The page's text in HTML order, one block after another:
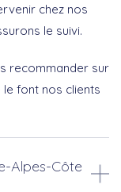
chez nos
le suivi.
recommander sur
font nos clients
Alpes-Côte